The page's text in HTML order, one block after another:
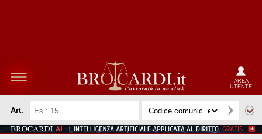
AREA
UTENTE
Art.